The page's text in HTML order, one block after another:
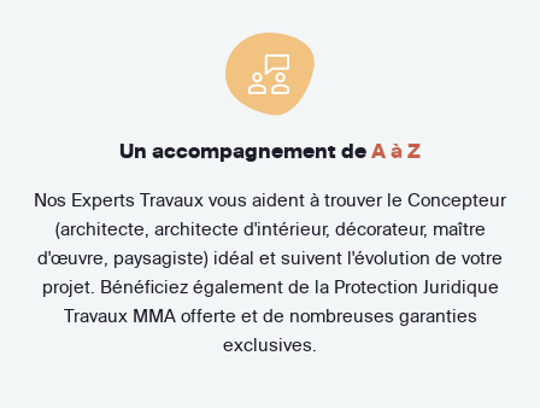
Un accompagnement de A à Z
Nos Experts Travaux vous aident à trouver le Concepteur
(architecte, architecte d'intérieur, décorateur, maître
d'œuvre, paysagiste) idéal et suivent l'évolution de votre
projet. Bénéficiez également de la Protection Juridique
Travaux MMA offerte et de nombreuses garanties
exclusives.